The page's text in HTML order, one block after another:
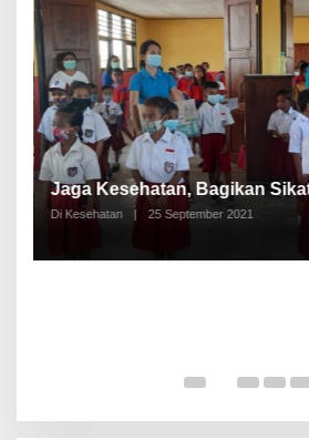
Jaga Kesehatan, Bagikan
Di Kesehatan 25 September 2021